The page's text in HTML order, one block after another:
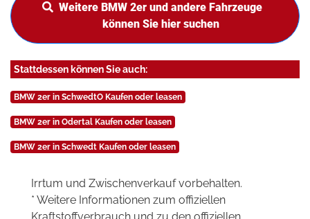
Weitere BMW 2er und andere Fahrzeuge
können Sie hier suchen
Stattdessen können Sie auch:
BMW 2er in SchwedtO Kaufen oder leasen
BMW 2er in Odertal Kaufen oder leasen
BMW 2er in Schwedt Kaufen oder leasen
Irrtum und Zwischenverkauf vorbehalten.
* Weitere Informationen zum offiziellen